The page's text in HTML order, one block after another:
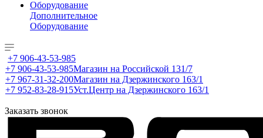
Дополнительное
Оборудование
+7 906-43-53-985
+7 906-43-53-985Магазин на Российской 131/7
+7 967-31-32-200Магазин на Дзержинского 163/1
+7 952-83-28-915Уст.Центр на Дзержинского 163/1
Заказать звонок